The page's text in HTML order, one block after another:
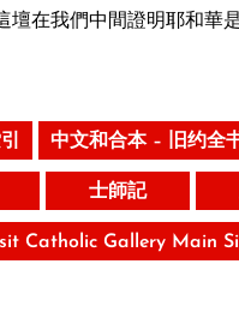
在我們中間證明耶和華是
中文和合本 – 旧约全
士師記
Catholic Gallery Main